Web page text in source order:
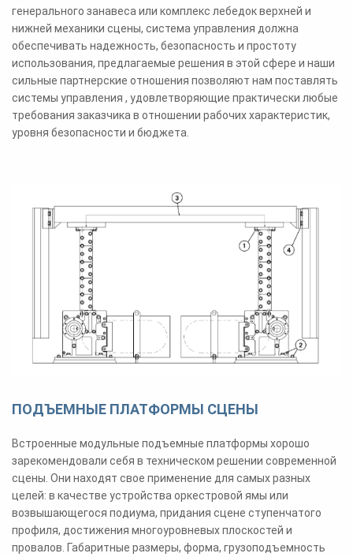
генерального занавеса или комплекс лебедок верхней и
нижней механики сцены, система управления должна
обеспечивать надежность, безопасность и простоту
использования, предлагаемые решения в этой сфере и наши
сильные партнерские отношения позволяют нам поставлять
системы управления , удовлетворяющие практически любые
требования заказчика в отношении рабочих характеристик,
уровня безопасности и бюджета.
ПОДЪЕМНЫЕ ПЛАТФОРМЫ СЦЕНЫ
Встроенные модульные подъемные платформы хорошо
зарекомендовали себя в техническом решении современной
сцены. Они находят свое применение для самых разных
целей: в качестве устройства оркестровой ямы или
возвышающегося подиума, придания сцене ступенчатого
профиля, достижения многоуровневых плоскостей и
провалов. Габаритные размеры, форма, грузоподъемность